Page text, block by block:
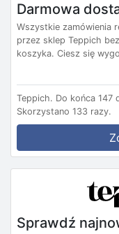
Darmowa
Wszystkie zamówienia
przez sklep Teppich
koszyka. Ciesz się
Teppich. Do końca 147
Skorzystano 133 razy.
Sprawdź